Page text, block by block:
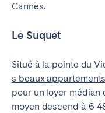
Cannes.
Le Suquet
Situé à la pointe du
s beaux appartements
pour un loyer médian
moyen descend à 6